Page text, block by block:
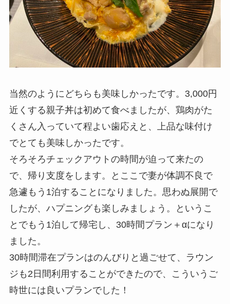
当然のようにどちらも美味しかったです。3,000円
近くする親子丼は初めて食べましたが、鶏肉がた
くさん入っていて程よい歯応えと、上品な味付け
でとても美味しかったです。
そろそろチェックアウトの時間が迫って来たの
で、帰り支度をします。とここで妻が体調不良で
急遽もう1泊することになりました。思わぬ展開で
したが、ハプニングも楽しみましょう。というこ
とでもう1泊して帰宅し、30時間プラン＋αになり
ました。
30時間滞在プランはのんびりと過ごせて、ラウン
ジも2日間利用することができたので、こういうご
時世には良いプランでした！